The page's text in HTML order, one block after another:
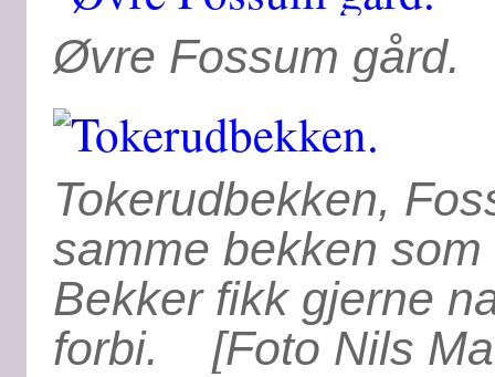
Øvre Fossum gård.
Tokerudbekken,
samme bekken
Bekker fikk gjerne
forbi. [Foto Nils